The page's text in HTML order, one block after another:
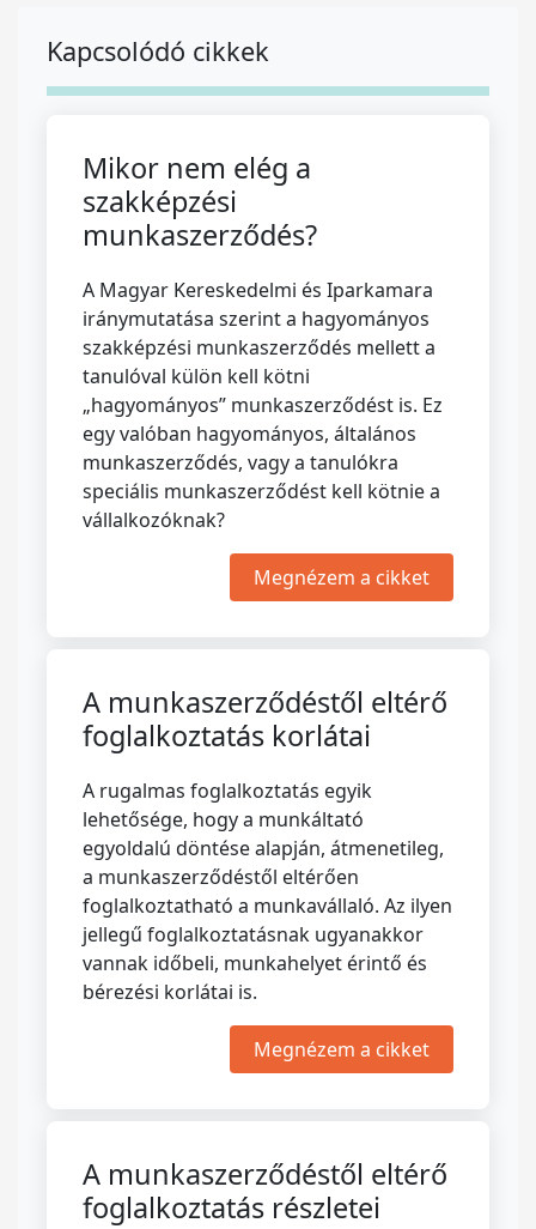
Kapcsolódó cikkek
Mikor nem elég a
szakképzési
munkaszerződés?
A Magyar Kereskedelmi és Iparkamara
iránymutatása szerint a hagyományos
szakképzési munkaszerződés mellett a
tanulóval külön kell kötni
„hagyományos” munkaszerződést is. Ez
egy valóban hagyományos, általános
munkaszerződés, vagy a tanulókra
speciális munkaszerződést kell kötnie a
vállalkozóknak?
Megnézem a cikket
A munkaszerződéstől eltérő
foglalkoztatás korlátai
A rugalmas foglalkoztatás egyik
lehetősége, hogy a munkáltató
egyoldalú döntése alapján, átmenetileg,
a munkaszerződéstől eltérően
foglalkoztatható a munkavállaló. Az ilyen
jellegű foglalkoztatásnak ugyanakkor
vannak időbeli, munkahelyet érintő és
bérezési korlátai is.
Megnézem a cikket
A munkaszerződéstől eltérő
foglalkoztatás részletei